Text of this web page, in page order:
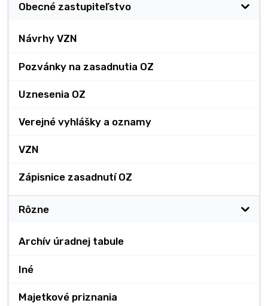
Obecné zastupiteľstvo
Návrhy VZN
Pozvánky na zasadnutia OZ
Uznesenia OZ
Verejné vyhlášky a oznamy
VZN
Zápisnice zasadnutí OZ
Rôzne
Archív úradnej tabule
Iné
Majetkové priznania